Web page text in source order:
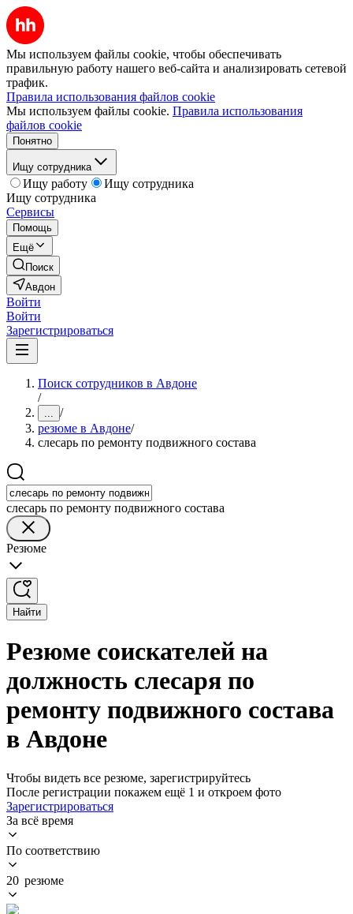
Мы используем файлы cookie, чтобы обеспечивать
правильную работу нашего веб-сайта и анализировать сетевой
трафик.
Правила использования файлов cookie
Мы используем файлы cookie. Правила использования
файлов cookie
Понятно
Ищу сотрудника
Ищу работу
Ищу сотрудника
Ищу сотрудника
Сервисы
Помощь
Ещё
Поиск
Авдон
Войти
Войти
Зарегистрироваться
Поиск сотрудников в Авдоне
/
... /
резюме в Авдоне/
слесарь по ремонту подвижного состава
слесарь по ремонту подвижного состава
Резюме
Найти
Резюме соискателей на
должность слесаря по
ремонту подвижного состава
в Авдоне
Чтобы видеть все резюме, зарегистрируйтесь
После регистрации покажем ещё 1 и откроем фото
Зарегистрироваться
За всё время
По соответствию
20 резюме